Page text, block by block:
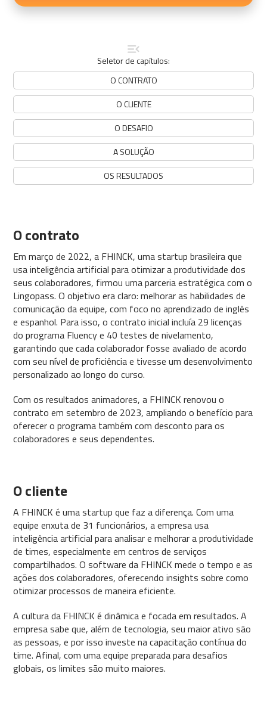
Seletor de capítulos:
O CONTRATO
O CLIENTE
O DESAFIO
A SOLUÇÃO
OS RESULTADOS
O contrato
Em março de 2022, a FHINCK, uma startup brasileira que
usa inteligência artificial para otimizar a produtividade dos
seus colaboradores, firmou uma parceria estratégica com o
Lingopass. O objetivo era claro: melhorar as habilidades de
comunicação da equipe, com foco no aprendizado de inglês
e espanhol. Para isso, o contrato inicial incluía 29 licenças
do programa Fluency e 40 testes de nivelamento,
garantindo que cada colaborador fosse avaliado de acordo
com seu nível de proficiência e tivesse um desenvolvimento
personalizado ao longo do curso.
Com os resultados animadores, a FHINCK renovou o
contrato em setembro de 2023, ampliando o benefício para
oferecer o programa também com desconto para os
colaboradores e seus dependentes.
O cliente
A FHINCK é uma startup que faz a diferença. Com uma
equipe enxuta de 31 funcionários, a empresa usa
inteligência artificial para analisar e melhorar a produtividade
de times, especialmente em centros de serviços
compartilhados. O software da FHINCK mede o tempo e as
ações dos colaboradores, oferecendo insights sobre como
otimizar processos de maneira eficiente.
A cultura da FHINCK é dinâmica e focada em resultados. A
empresa sabe que, além de tecnologia, seu maior ativo são
as pessoas, e por isso investe na capacitação contínua do
time. Afinal, com uma equipe preparada para desafios
globais, os limites são muito maiores.